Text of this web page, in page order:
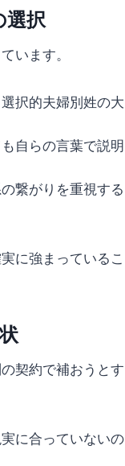
選択
います。
択的夫婦別姓の大
自らの言葉で説明
繋がりを重視する
に強まっているこ
契約で補おうとす
に合っていないの